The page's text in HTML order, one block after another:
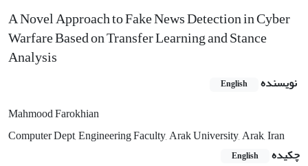
A Novel Approach to Fake News Detection in Cyber
Warfare Based on Transfer Learning and Stance
Analysis
نویسنده English
Mahmood Farokhian
Computer Dept, Engineering Faculty, Arak University, Arak, Iran
چکیده
English